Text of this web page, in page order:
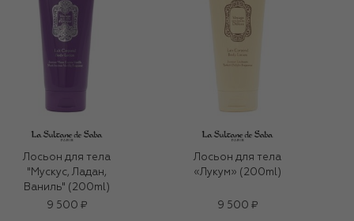
Лосьон для тела
"Мускус, Ладан,
Ваниль" (200ml)
9 500 ₽
Лосьон для тела
«Лукум» (200ml)
9 500 ₽